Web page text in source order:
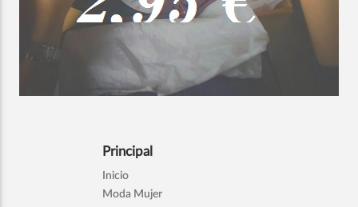
Principal
Inicio
Moda Mujer